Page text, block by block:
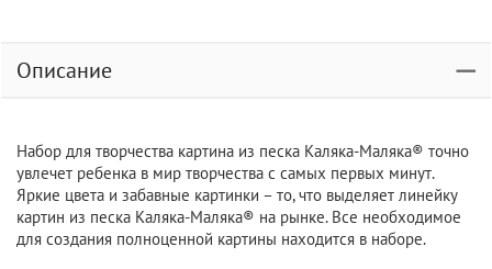
Описание
Набор для творчества картина из песка Каляка-Маляка® точно
увлечет ребенка в мир творчества с самых первых минут.
Яркие цвета и забавные картинки – то, что выделяет линейку
картин из песка Каляка-Маляка® на рынке. Все необходимое
для создания полноценной картины находится в наборе.